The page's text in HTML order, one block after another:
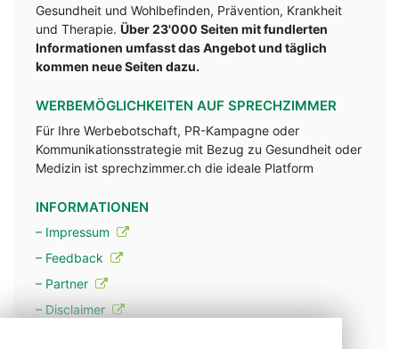
Gesundheit und Wohlbefinden, Prävention, Krankheit
und Therapie. Über 23'000 Seiten mit fundlerten
Informationen umfasst das Angebot und täglich
kommen neue Seiten dazu.
WERBEMÖGLICHKEITEN AUF SPRECHZIMMER
Für Ihre Werbebotschaft, PR-Kampagne oder
Kommunikationsstrategie mit Bezug zu Gesundheit oder
Medizin ist sprechzimmer.ch die ideale Platform
INFORMATIONEN
– Impressum
– Feedback
– Partner
– Disclaimer